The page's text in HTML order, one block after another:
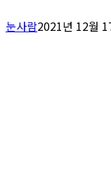
눈사람2021년 12월